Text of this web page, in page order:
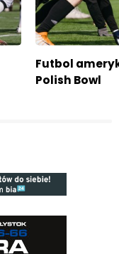
Futbol
Polish Bowl